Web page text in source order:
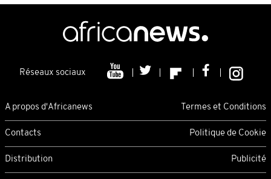
Réseaux sociaux
A propos d'Africanews Termes et Conditions
Contacts Politique de Cookie
Distribution Publicité